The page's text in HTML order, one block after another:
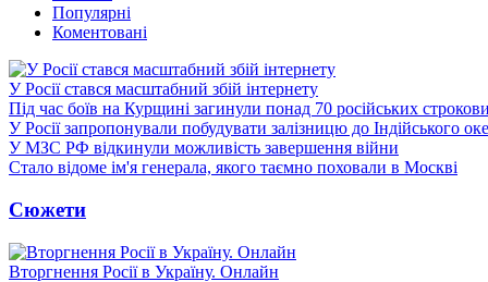
Популярні
Коментовані
У Росії стався масштабний збій інтернету
Під час боїв на Курщині загинули понад 70 російських
У Росії запропонували побудувати залізницю до Індійського
У МЗС РФ відкинули можливість завершення війни
Стало відоме ім'я генерала, якого таємно поховали в Москві
Сюжети
Вторгнення Росії в Україну. Онлайн